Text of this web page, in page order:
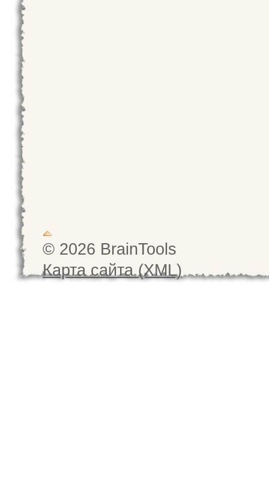
© 2026 BrainTools
Карта сайта (XML)